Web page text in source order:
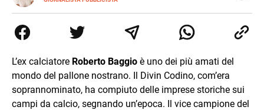
collaborato con grandi gruppi editoriali e agenzie di
comunicazione specializzandosi nella scrittura di articoli
L’ex calciatore Roberto Baggio è uno dei più amati del
mondo del pallone nostrano. Il Divin Codino, com’era
soprannominato, ha compiuto delle imprese storiche sui
campi da calcio, segnando un’epoca. Il vice campione del